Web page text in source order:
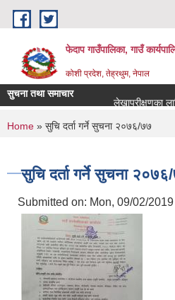
Skip to main content
फेदाप गाउँपालिका, गाउँ
कोशी प्रदेश, तेह्रथुम, नेपाल
सुचना तथा समाचार
लेखापरीक्षणका
You are here
Home » सुचि दर्ता गर्ने सुचना २०७६/७७
सुचि दर्ता गर्ने सुचना
Submitted on: Mon, 09/02/